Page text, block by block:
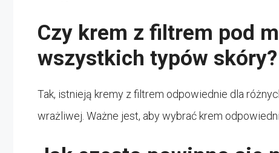
Czy krem z filtrem pod
wszystkich typów skóry?
Tak, istnieją kremy z filtrem odpowiednie dla
wrażliwej. Ważne jest, aby wybrać krem